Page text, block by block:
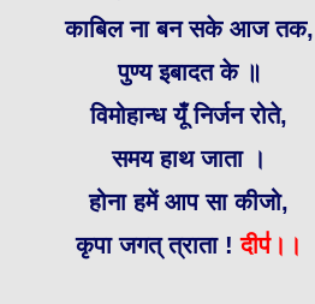
काबिल ना बन सके आज तक,
पुण्य इबादत के ॥
विमोहान्ध यूँ निर्जन रोते,
समय हाथ जाता ।
होना हमें आप सा कीजो,
कृपा जगत् त्राता ! दीप॑।।